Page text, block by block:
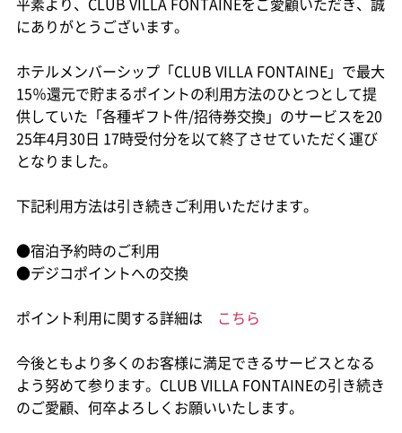
にありがとうございます。
ホテルメンバーシップ「CLUB VILLA FONTAINE」で最大
15％還元で貯まるポイントの利用方法のひとつとして提
供していた「各種ギフト件/招待券交換」のサービスを20
25年4月30日 17時受付分を以て終了させていただく運び
となりました。
下記利用方法は引き続きご利用いただけます。
●宿泊予約時のご利用
●デジコポイントへの交換
ポイント利用に関する詳細は こちら
今後ともより多くのお客様に満足できるサービスとなる
よう努めて参ります。CLUB VILLA FONTAINEの引き続き
のご愛顧、何卒よろしくお願いいたします。